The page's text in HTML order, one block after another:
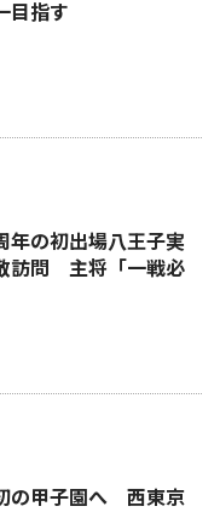
目指す
の初出場八王子実
訪問 主将「一戦必
の甲子園へ 西東京